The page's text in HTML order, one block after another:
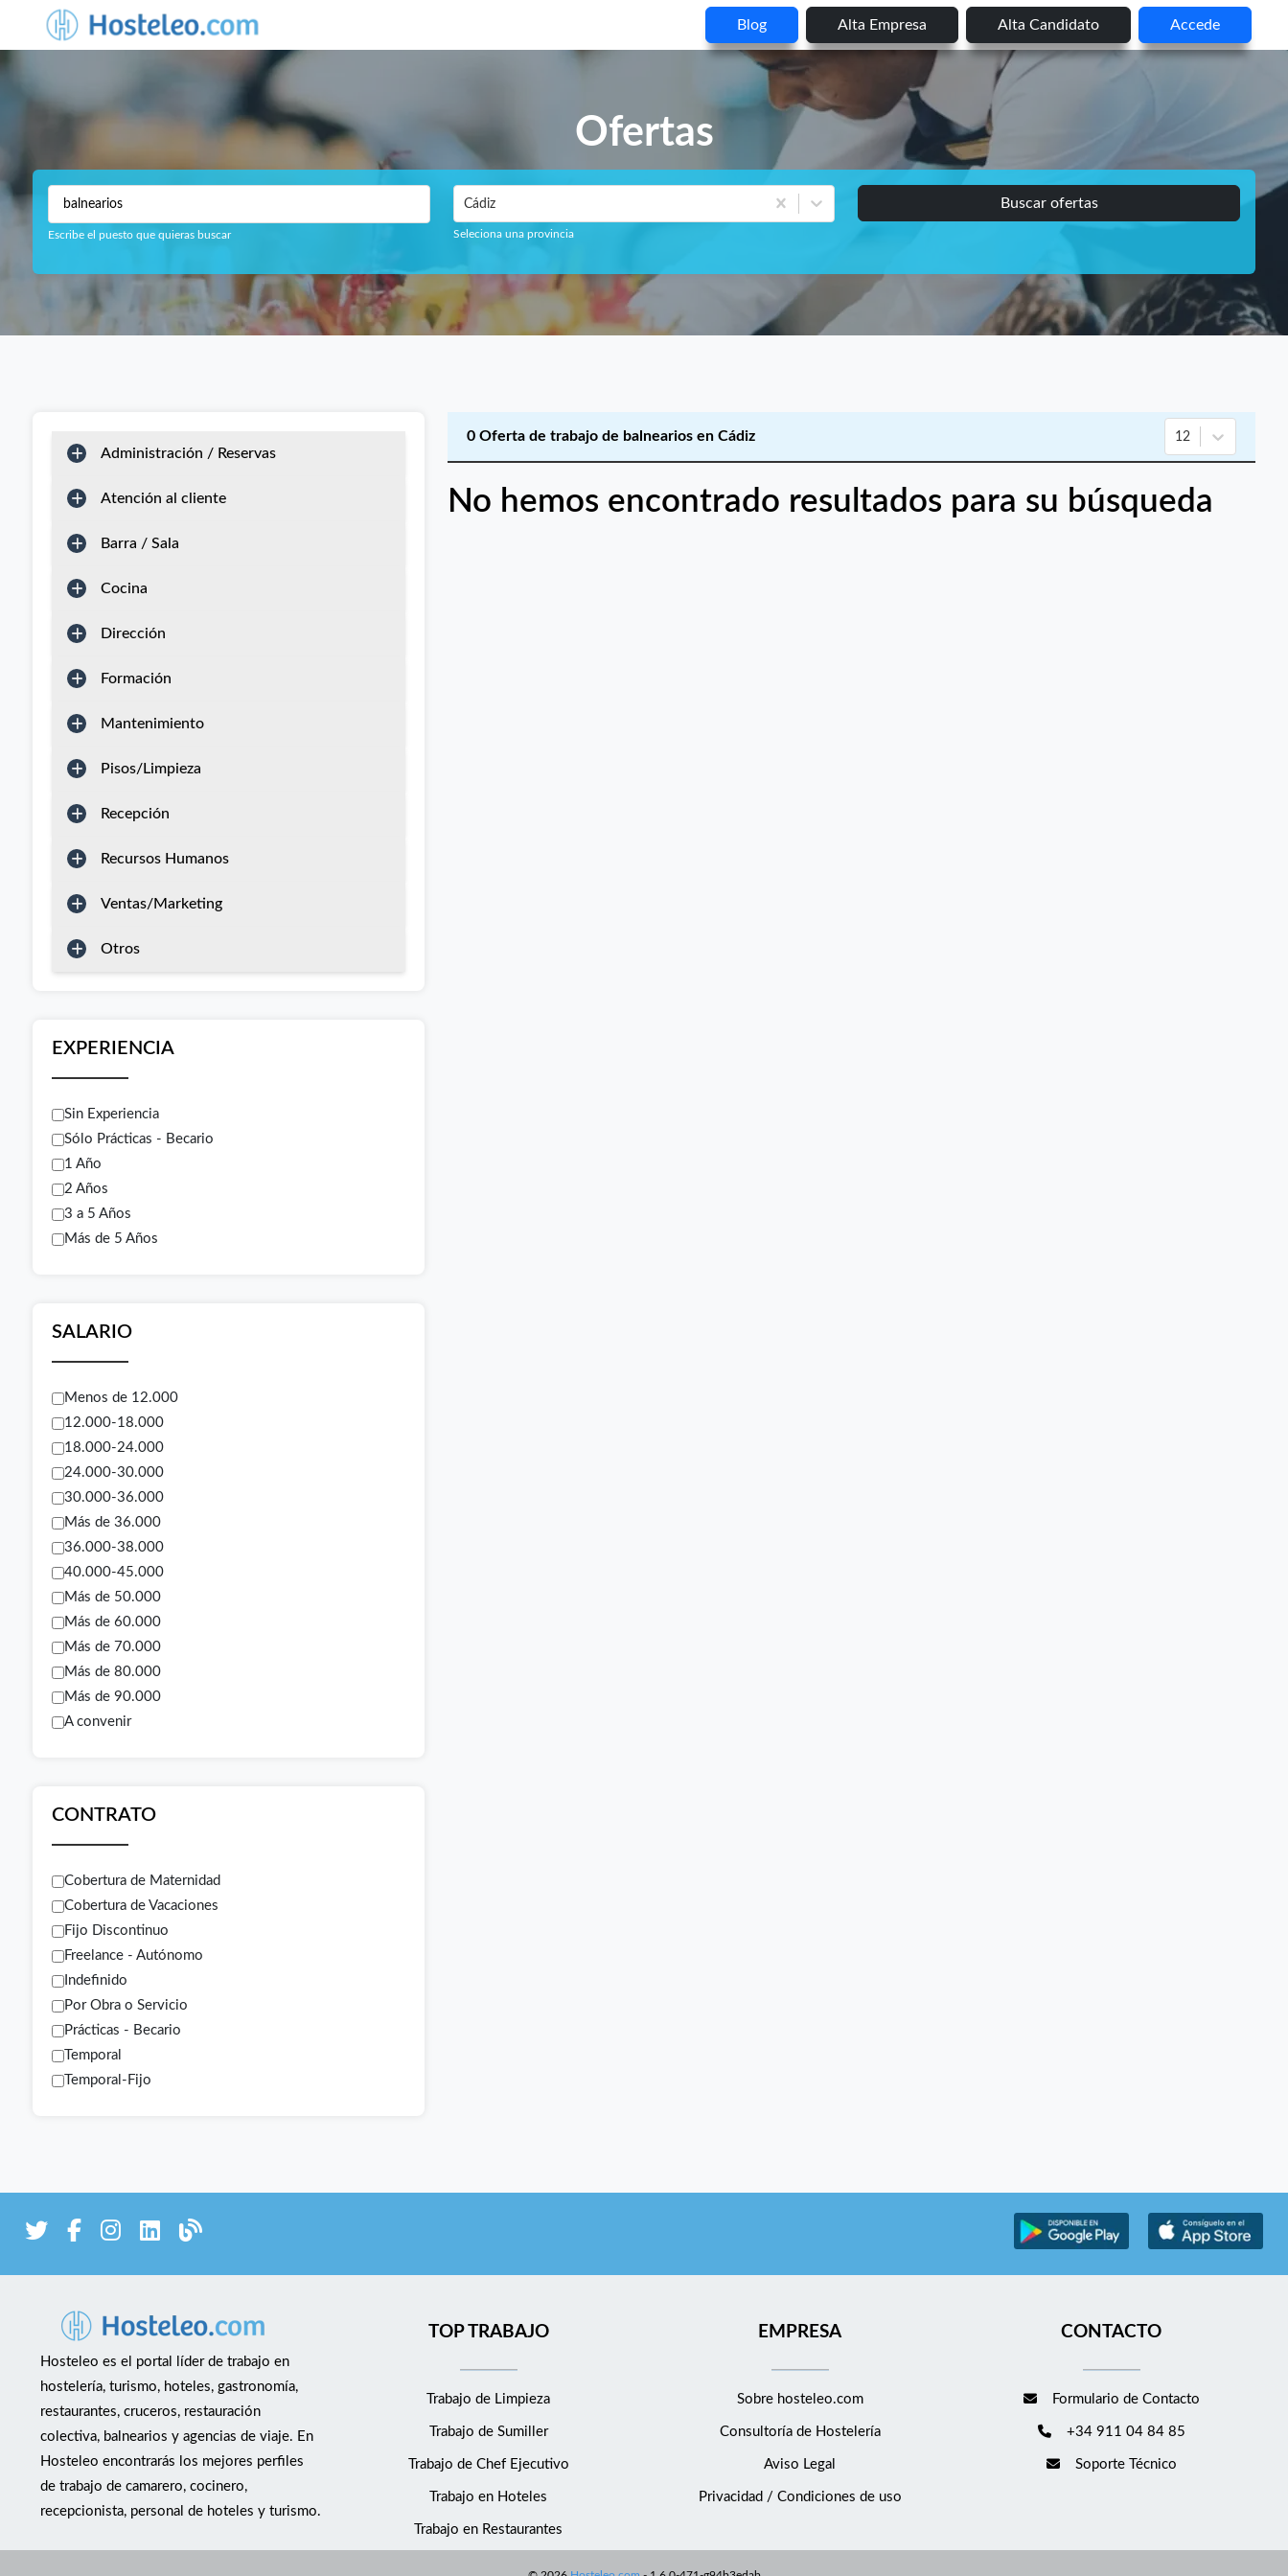
Blog Alta Empresa Alta Candidato Accede
Ofertas
Escribe el puesto que quieras buscar
Cádiz
Seleciona una provincia
Buscar ofertas
Administración / Reservas
Atención al cliente
Barra / Sala
Cocina
Dirección
Formación
Mantenimiento
Pisos/Limpieza
Recepción
Recursos Humanos
Ventas/Marketing
Otros
EXPERIENCIA
Sin Experiencia
Sólo Prácticas - Becario
1 Año
2 Años
3 a 5 Años
Más de 5 Años
SALARIO
Menos de 12.000
12.000-18.000
18.000-24.000
24.000-30.000
30.000-36.000
Más de 36.000
36.000-38.000
40.000-45.000
Más de 50.000
Más de 60.000
Más de 70.000
Más de 80.000
Más de 90.000
A convenir
CONTRATO
Cobertura de Maternidad
Cobertura de Vacaciones
Fijo Discontinuo
Freelance - Autónomo
Indefinido
Por Obra o Servicio
Prácticas - Becario
Temporal
Temporal-Fijo
0 Oferta de trabajo de balnearios en Cádiz 12
No hemos encontrado resultados para su búsqueda
Hosteleo es el portal líder de trabajo en
hostelería, turismo, hoteles, gastronomía,
restaurantes, cruceros, restauración
colectiva, balnearios y agencias de viaje. En
Hosteleo encontrarás los mejores perfiles
de trabajo de camarero, cocinero,
recepcionista, personal de hoteles y turismo.
TOP TRABAJO
Trabajo de Limpieza
Trabajo de Sumiller
Trabajo de Chef Ejecutivo
Trabajo en Hoteles
Trabajo en Restaurantes
EMPRESA
Sobre hosteleo.com
Consultoría de Hostelería
Aviso Legal
Privacidad / Condiciones de uso
CONTACTO
Formulario de Contacto
+34 911 04 84 85
Soporte Técnico